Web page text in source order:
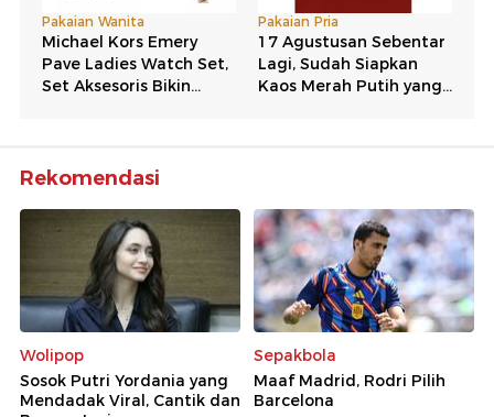
Rekomendasi
Wolipop
Sosok Putri Yordania yang
Mendadak Viral, Cantik dan
Sepakbola
Maaf Madrid, Rodri Pilih
Barcelona